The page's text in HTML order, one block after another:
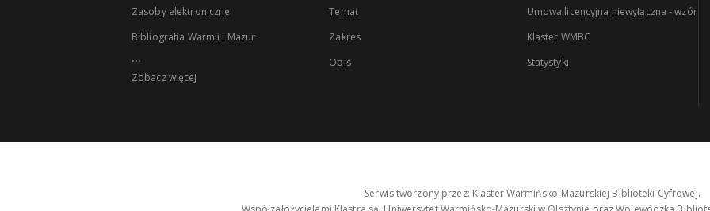
Zasoby elektroniczne
Bibliografia Warmii i Mazur
...
Zobacz więcej
Temat
Zakres
Opis
Umowa licencyjna niewyłączna - wzór
Klaster WMBC
Statystyki
Serwis tworzony przez: Klaster Warmińsko-Mazurskiej Biblioteki Cyfrowej.